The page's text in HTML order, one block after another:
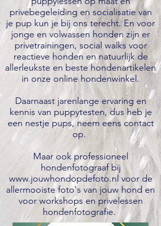
privebegeleiding en socialisatie van
je pup kun je bij ons terecht. En voor
jonge en volwassen honden zijn er
privetrainingen, social walks voor
reactieve honden en natuurlijk de
allerleukste en beste hondenartikelen
in onze online hondenwinkel.
Daarnaast jarenlange ervaring en
kennis van puppytesten, dus heb je
een nestje pups, neem eens contact
op.
Maar ook professioneel
hondenfotograaf bij
www.jouwhondopdefoto.nlvoor de
allermooiste foto's van jouw hond en
voor workshops en privelessen
hondenfotografie.